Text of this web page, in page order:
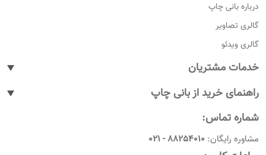
درباره بانی چاپ
گالری تصاویر
گالری ویدئو
خدمات مشتریان
پیگیری سفارشات
رویه های بازگرداندن کالا
شرایط و قوانین
راهنمای خرید از بانی چاپ
نحوه ثبت سفارش
نحوه ثبت نام
نحوه ارسال سفارشات
شماره تماس:
مشاوره رایگان: 88254010 - 021